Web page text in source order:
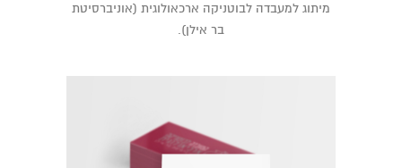
מיתוג למעבדה לבוטניקה ארכאולוגית (אוניברסיטת
בר אילן).